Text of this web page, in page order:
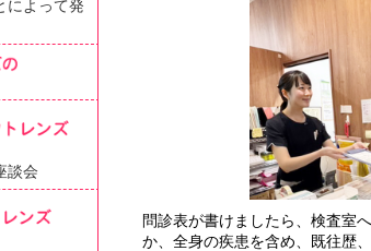
によって発
談会
問診表が書けましたら、検査室
か、全身の疾患を含め、既往歴